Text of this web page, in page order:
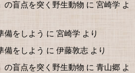
の盲点を突く野生動物 に 宮崎学 よ
備をしよう に 宮崎学 より
備をしよう に 伊藤敦志 より
の盲点を突く野生動物 に 青山郷 よ